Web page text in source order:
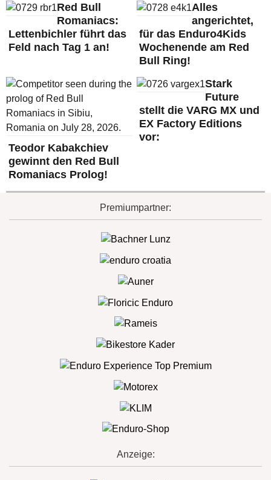
Red Bull
Romaniacs:
Lettenbichler führt das
Feld nach Tag 1 an!
Alles
angerichtet,
für das Enduro4Kids
Wochenende am Red
Bull Ring!
Teodor Kabakchiev
gewinnt den Red Bull
Romaniacs Prolog!
Stark
Future
stellt die VARG MX und
EX Factory Editions
vor:
Premiumpartner:
Anzeige: